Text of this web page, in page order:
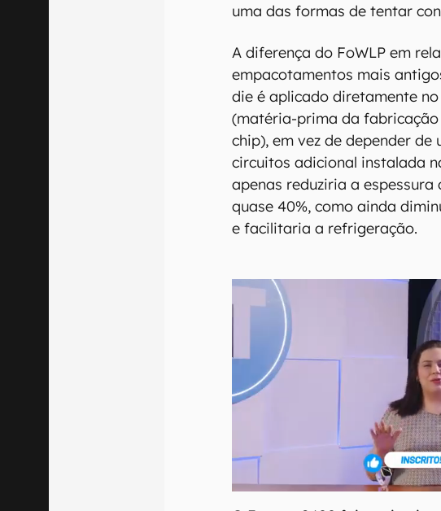
uma das formas de tentar
A diferença do FoWLP em
empacotamentos mais
die é aplicado diretamente
(matéria-prima da
chip), em vez de depender de
circuitos adicional instalada
apenas reduziria a espessura
quase 40%, como ainda
e facilitaria a refrigeração.